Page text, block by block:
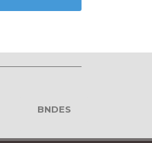
BNDES